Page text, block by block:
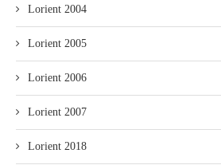
Lorient 2004
Lorient 2005
Lorient 2006
Lorient 2007
Lorient 2018